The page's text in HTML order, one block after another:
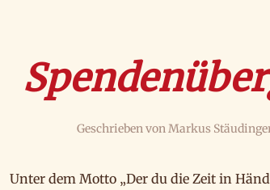
Geschrieben vonMarkus
Unter dem Motto „Der du die Zeit in